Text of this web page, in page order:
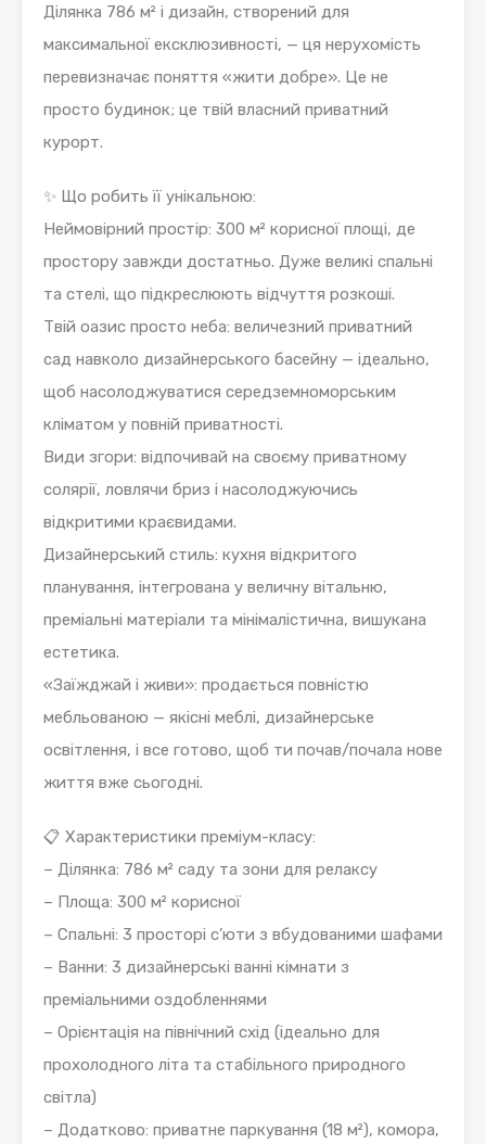
Ділянка 786 м² і дизайн, створений для
максимальної ексклюзивності, — ця нерухомість
перевизначає поняття «жити добре». Це не
просто будинок; це твій власний приватний
курорт.
✨ Що робить її унікальною:
Неймовірний простір: 300 м² корисної площі, де
простору завжди достатньо. Дуже великі спальні
та стелі, що підкреслюють відчуття розкоші.
Твій оазис просто неба: величезний приватний
сад навколо дизайнерського басейну — ідеально,
щоб насолоджуватися середземноморським
кліматом у повній приватності.
Види згори: відпочивай на своєму приватному
солярії, ловлячи бриз і насолоджуючись
відкритими краєвидами.
Дизайнерський стиль: кухня відкритого
планування, інтегрована у величну вітальню,
преміальні матеріали та мінімалістична, вишукана
естетика.
«Заїжджай і живи»: продається повністю
мебльованою — якісні меблі, дизайнерське
освітлення, і все готово, щоб ти почав/почала нове
життя вже сьогодні.
📋 Характеристики преміум-класу:
– Ділянка: 786 м² саду та зони для релаксу
– Площа: 300 м² корисної
– Спальні: 3 просторі с’юти з вбудованими шафами
– Ванни: 3 дизайнерські ванні кімнати з
преміальними оздобленнями
– Орієнтація на північний схід (ідеально для
прохолодного літа та стабільного природного
світла)
– Додатково: приватне паркування (18 м²), комора,